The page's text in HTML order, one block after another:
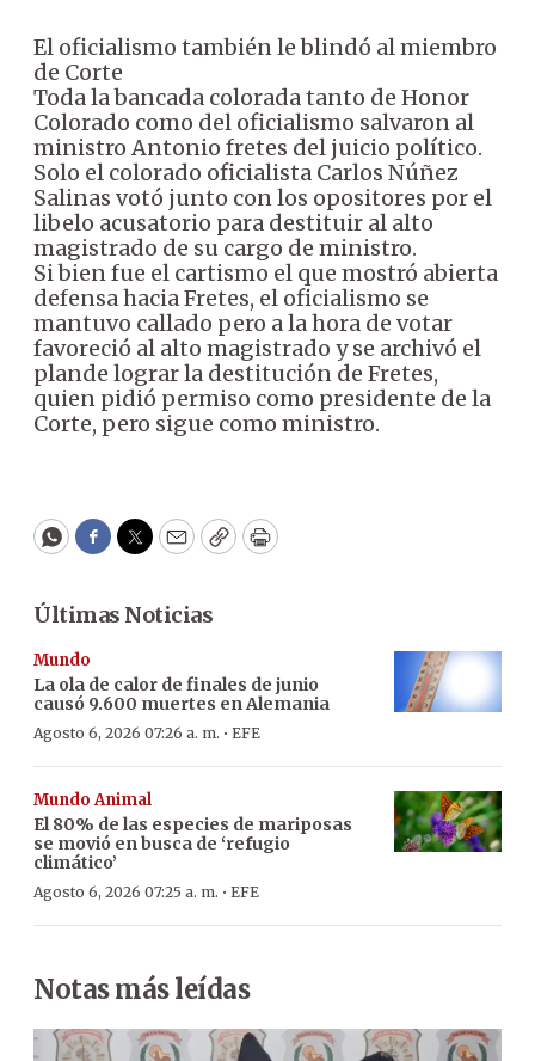
El oficialismo también le blindó al miembro
de Corte
Toda la bancada colorada tanto de Honor
Colorado como del oficialismo salvaron al
ministro Antonio fretes del juicio político.
Solo el colorado oficialista Carlos Núñez
Salinas votó junto con los opositores por el
libelo acusatorio para destituir al alto
magistrado de su cargo de ministro.
Si bien fue el cartismo el que mostró abierta
defensa hacia Fretes, el oficialismo se
mantuvo callado pero a la hora de votar
favoreció al alto magistrado y se archivó el
plande lograr la destitución de Fretes,
quien pidió permiso como presidente de la
Corte, pero sigue como ministro.
WhatsApp
Facebook
Twitter
EmailCopyPrint
Últimas Noticias
Mundo
La ola de calor de finales de junio
causó 9.600 muertes en Alemania
Agosto 6, 2026 07:26 a. m. · EFE
Mundo Animal
El 80% de las especies de mariposas
se movió en busca de ‘refugio
climático’
Agosto 6, 2026 07:25 a. m. · EFE
Notas más leídas